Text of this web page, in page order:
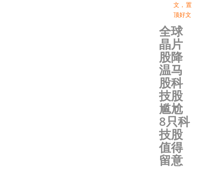
文 ， 置
顶好文
全球
晶片
股降
温马
股科
技股
尴尬
8只科
技股
值得
留意